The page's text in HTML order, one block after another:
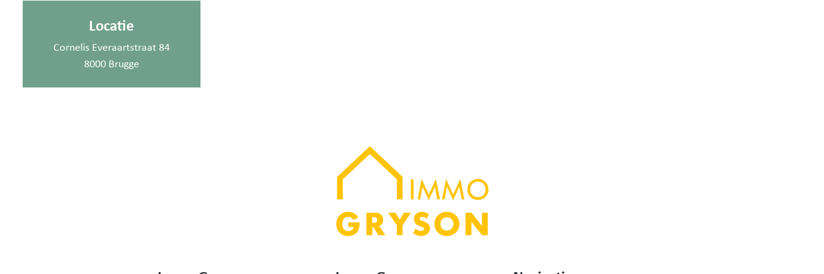
Locatie
Cornelis Everaartstraat 84
8000 Brugge